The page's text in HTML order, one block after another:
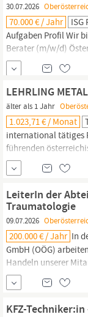
30.07.2026
70.000 € / Jahr ISG
Aufgaben Profil Wir
Berater (m/w/d)
Wien Bringe Deine
zukunftsweisende
HCM Erfahrung in
zukunftsorientierten
LEHRLING
älter als 1 Jahr
1.023,71 € / Monat
international tätiges
führenden
mehr als 70 jähriger
MetalltechnikerInnen
LeiterIn der
Traumatologie
09.07.2026
200.000 € / Jahr In
GmbH (OÖG)
Handeln unserer
die Gesundheit und
Bevölkerung.Wir
langfristige Job-
KFZ-